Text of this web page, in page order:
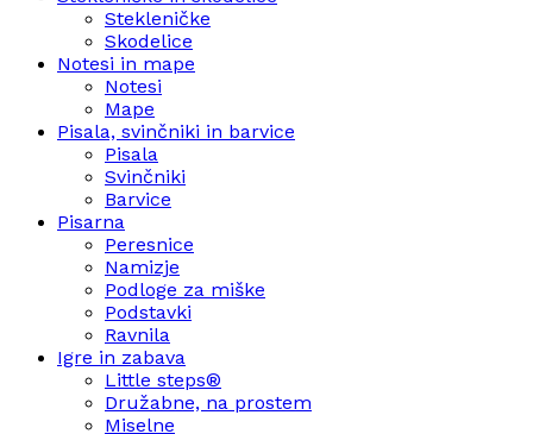
Stekleničke
Skodelice
Notesi in mape
Notesi
Mape
Pisala, svinčniki in barvice
Pisala
Svinčniki
Barvice
Pisarna
Peresnice
Namizje
Podloge za miške
Podstavki
Ravnila
Igre in zabava
Little steps®
Družabne, na prostem
Miselne